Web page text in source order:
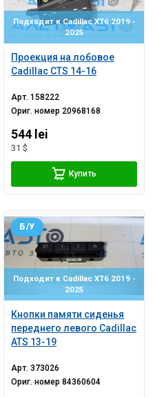
Подходит к Cadillac XT6 2019 -
2025
Проекция на лобовое
Cadillac CTS 14-16
Арт.158222
Ориг. номер 20968168
544 lei
31 $
Купить
Подходит к Cadillac XT6 2019 -
2025
Кнопки памяти сиденья
переднего левого Cadillac
ATS 13-19
Б/У
Арт.373026
Ориг. номер84360604